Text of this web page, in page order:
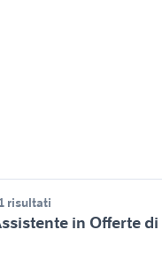
risultati
in Offerte